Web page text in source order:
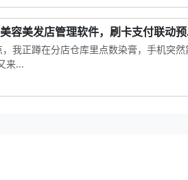
容美发店管理软件，刷卡支付联动
我正蹲在分店仓库里点数染膏，手机突
来...